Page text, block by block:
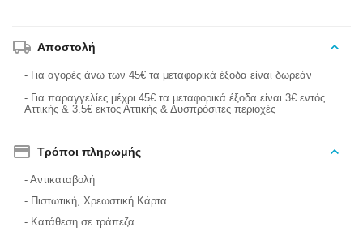
Αποστολή
- Για αγορές άνω των 45€ τα μεταφορικά έξοδα είναι δωρεάν
- Για παραγγελίες μέχρι 45€ τα μεταφορικά έξοδα είναι 3€ εντός
Αττικής & 3.5€ εκτός Αττικής & Δυσπρόσιτες περιοχές
Τρόποι πληρωμής
- Αντικαταβολή
- Πιστωτική, Χρεωστική Κάρτα
- Κατάθεση σε τράπεζα